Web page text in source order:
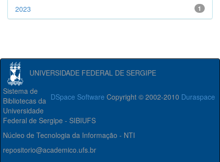
1
2023
UNIVERSIDADE FEDERAL DE SERGIPE
DSpace Software Copyright © 2002-2010 Duraspace
Sistema de
Bibliotecas da
Universidade
Federal de Sergipe - SIBIUFS
Núcleo de Tecnologia da Informação - NTI
repositorio@academico.ufs.br